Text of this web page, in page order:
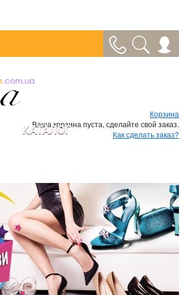
Корзина
Ваша корзина пуста, сделайте свой заказ.
Как сделать заказ?
КАТАЛОГ